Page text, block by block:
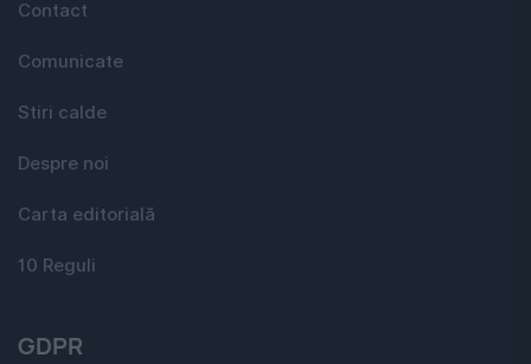
Contact
Comunicate
Stiri calde
Despre noi
Carta editorială
10 Reguli
GDPR